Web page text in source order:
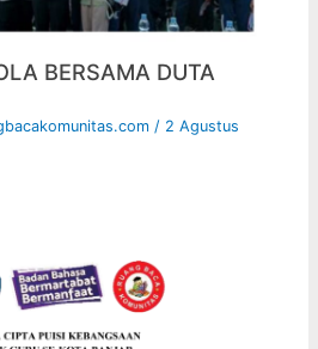
BERSAMA DUTA
/ 2 Agustus